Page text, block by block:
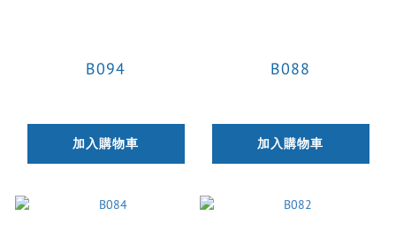
B094
加入購物車
B088
加入購物車